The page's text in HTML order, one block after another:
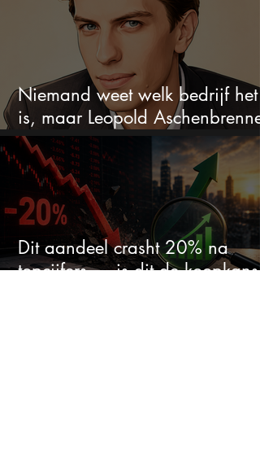
Niemand weet welk bedrijf het
is, maar Leopold Aschenbrenner
zet er nu $500 miljoen op
Dit aandeel crasht 20% na
topcijfers — is dit de koopkans